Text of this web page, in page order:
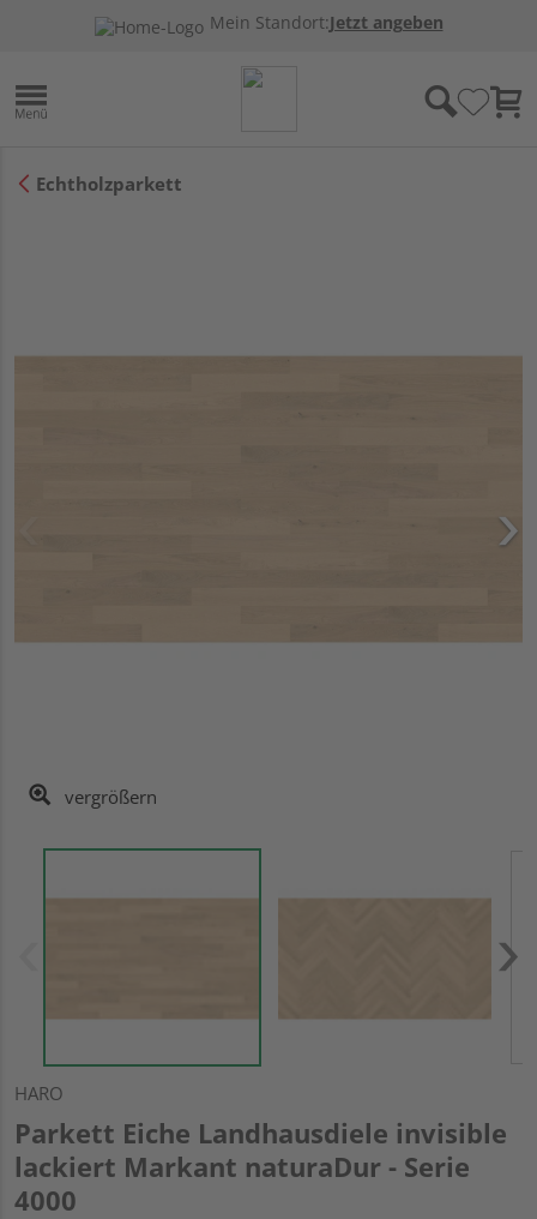
Mein Standort:Jetzt angeben
Echtholzparkett
vergrößern
HARO
Parkett Eiche Landhausdiele invisible
lackiert Markant naturaDur - Serie
4000